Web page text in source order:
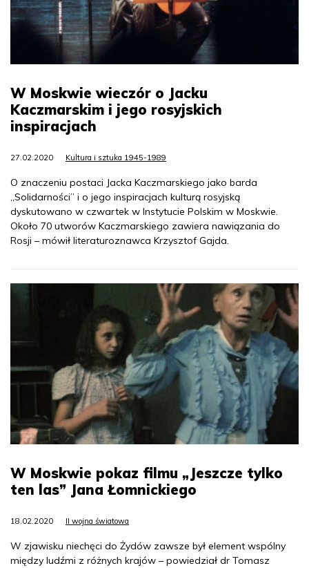
W Moskwie wieczór o Jacku
Kaczmarskim i jego rosyjskich
inspiracjach
27.02.2020 Kultura i sztuka 1945-1989
O znaczeniu postaci Jacka Kaczmarskiego jako barda
„Solidarności” i o jego inspiracjach kulturą rosyjską
dyskutowano w czwartek w Instytucie Polskim w Moskwie.
Około 70 utworów Kaczmarskiego zawiera nawiązania do
Rosji – mówił literaturoznawca Krzysztof Gajda.
W Moskwie pokaz filmu „Jeszcze tylko
ten las” Jana Łomnickiego
18.02.2020 II wojna światowa
W zjawisku niechęci do Żydów zawsze był element wspólny
między ludźmi z różnych krajów – powiedział dr Tomasz